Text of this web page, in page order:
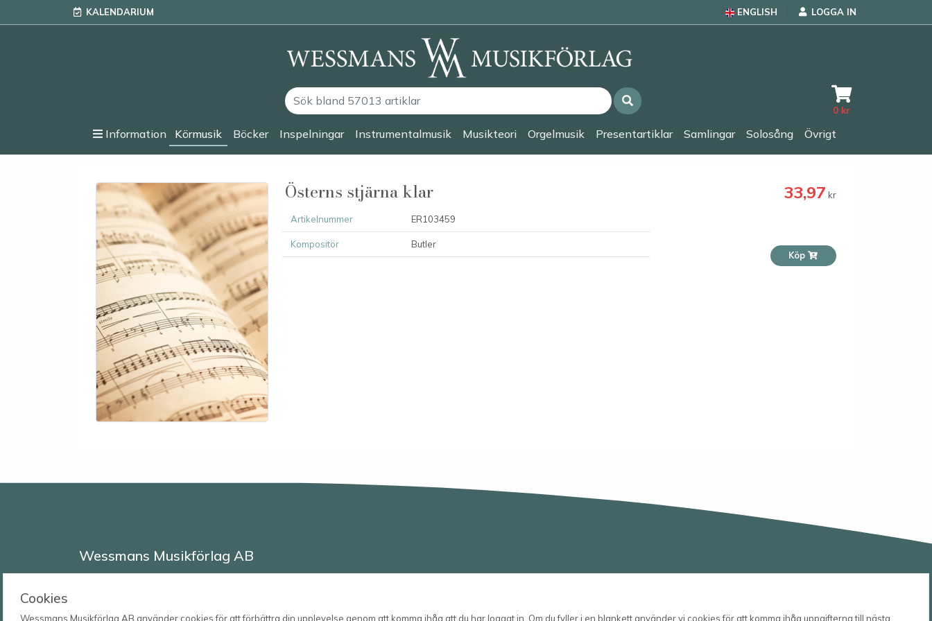
KALENDARIUM ENGLISH LOGGA IN
0 kr
Information Körmusik Böcker Inspelningar Instrumentalmusik Musikteori Orgelmusik Presentartiklar Samlingar Solosång Övrigt
Cookies
Wessmans Musikförlag AB använder cookies för att förbättra din upplevelse genom att komma ihåg att du har loggat in. Om du fyller i en blankett använder vi cookies för att komma ihåg uppgifterna till nästa
Österns stjärna klar
Artikelnummer ER103459
Kompositör Butler
33,97 kr
Köp
Wessmans Musikförlag AB